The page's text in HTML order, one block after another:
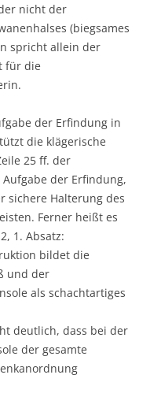
nicht der
(biegsames
spricht allein der
für die
der Erfindung in
die klägerische
25 ff. der
der Erfindung,
sichere Halterung des
Ferner heißt es
1. Absatz:
bildet die
und der
als schachtartiges
deutlich, dass bei der
der gesamte